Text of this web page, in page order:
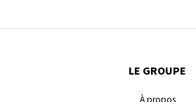
LE GROUPE